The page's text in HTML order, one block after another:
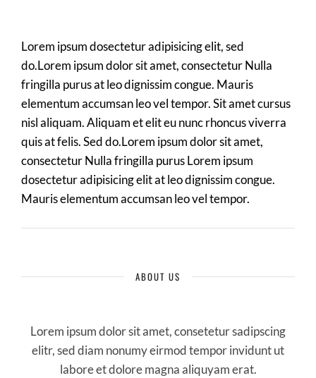
Lorem ipsum dosectetur adipisicing elit, sed
do.Lorem ipsum dolor sit amet, consectetur Nulla
fringilla purus at leo dignissim congue. Mauris
elementum accumsan leo vel tempor. Sit amet cursus
nisl aliquam. Aliquam et elit eu nunc rhoncus viverra
quis at felis. Sed do.Lorem ipsum dolor sit amet,
consectetur Nulla fringilla purus Lorem ipsum
dosectetur adipisicing elit at leo dignissim congue.
Mauris elementum accumsan leo vel tempor.
ABOUT US
Lorem ipsum dolor sit amet, consetetur sadipscing
elitr, sed diam nonumy eirmod tempor invidunt ut
labore et dolore magna aliquyam erat.